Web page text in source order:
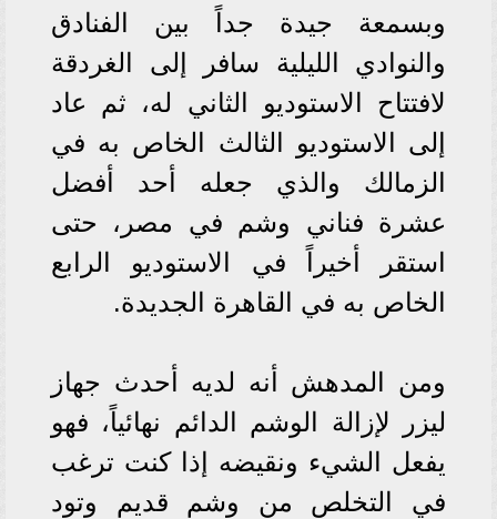
وبسمعة جيدة جداً بين الفنادق
والنوادي الليلية سافر إلى الغردقة
لافتتاح الاستوديو الثاني له، ثم عاد
إلى الاستوديو الثالث الخاص به في
الزمالك والذي جعله أحد أفضل
عشرة فناني وشم في مصر، حتى
استقر أخيراً في الاستوديو الرابع
الخاص به في القاهرة الجديدة.
ومن المدهش أنه لديه أحدث جهاز
ليزر لإزالة الوشم الدائم نهائياً، فهو
يفعل الشيء ونقيضه إذا كنت ترغب
في التخلص من وشم قديم وتود